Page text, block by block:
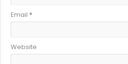
Email *
Website